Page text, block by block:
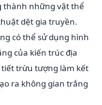
thành những vật thể
dệt gia truyền.
có thể sử dụng hình
của kiến trúc địa
trừu tượng làm kết
ra không gian trắng